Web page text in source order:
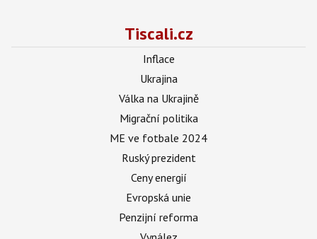
Tiscali.cz
Inflace
Ukrajina
Válka na Ukrajině
Migrační politika
ME ve fotbale 2024
Ruský prezident
Ceny energií
Evropská unie
Penzijní reforma